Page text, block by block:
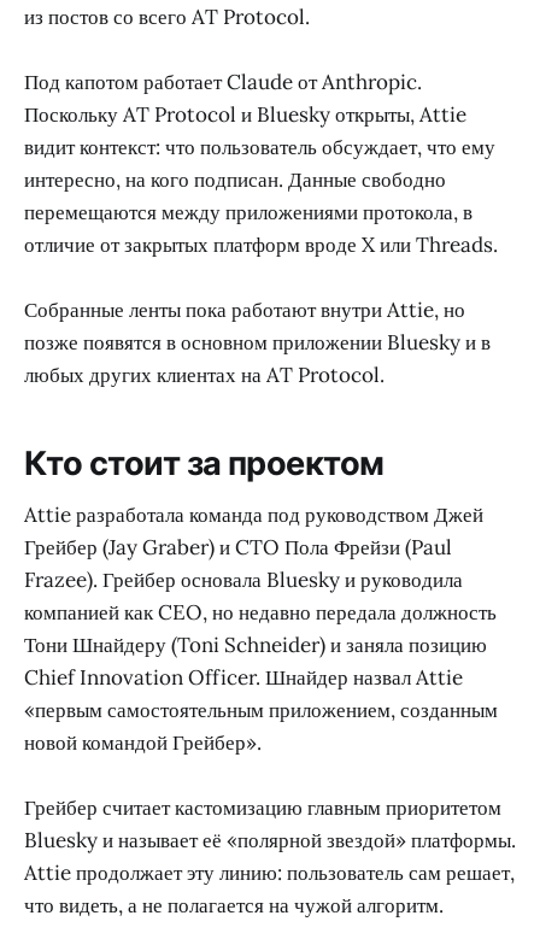
из постов со всего AT Protocol.
Под капотом работает Claude от Anthropic.
Поскольку AT Protocol и Bluesky открыты, Attie
видит контекст: что пользователь обсуждает, что ему
интересно, на кого подписан. Данные свободно
перемещаются между приложениями протокола, в
отличие от закрытых платформ вроде X или Threads.
Собранные ленты пока работают внутри Attie, но
позже появятся в основном приложении Bluesky и в
любых других клиентах на AT Protocol.
Кто стоит за проектом
Attie разработала команда под руководством Джей
Грейбер (Jay Graber) и CTO Пола Фрейзи (Paul
Frazee). Грейбер основала Bluesky и руководила
компанией как CEO, но недавно передала должность
Тони Шнайдеру (Toni Schneider) и заняла позицию
Chief Innovation Officer. Шнайдер назвал Attie
«первым самостоятельным приложением, созданным
новой командой Грейбер».
Грейбер считает кастомизацию главным приоритетом
Bluesky и называет её «полярной звездой» платформы.
Attie продолжает эту линию: пользователь сам решает,
что видеть, а не полагается на чужой алгоритм.